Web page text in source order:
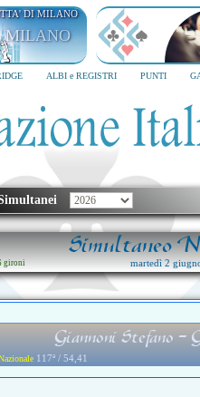
DI MILANO
MILANO
ALBI e REGISTRI PUNTI
Simultaneo
gironi martedì 2
Giannoni Stefano -
117ª / 54,41